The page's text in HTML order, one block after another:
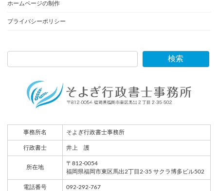
ホームページの制作
プライバシーポリシー
検索
事務所名 そよぎ行政書士事務所
行政書士 井上 護
所在地
〒812-0054
福岡県福岡市東区馬出2丁目2-35 サクラ博多ビル502
電話番号 092-292-767